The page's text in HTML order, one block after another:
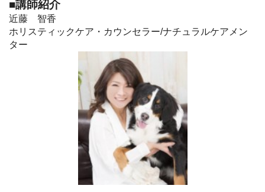
■講師紹介
近藤 智香
ホリスティックケア・カウンセラー/ナチュラルケアメン
ター